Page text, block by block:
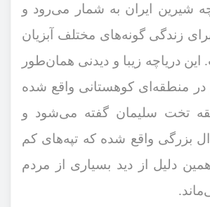
10 دریاچه شیرین ایران به شمار می‌رود و
زندگی گونه‌های مختلف آبزیان
دریاچه زیبا و دیدنی همان‌طور
در منطقه‌ای کوهستانی واقع شده
تخت سلیمان گفته می‌شود و
بزرگی واقع شده که تپه‌های کم
همین دلیل از دید بسیاری از مردم